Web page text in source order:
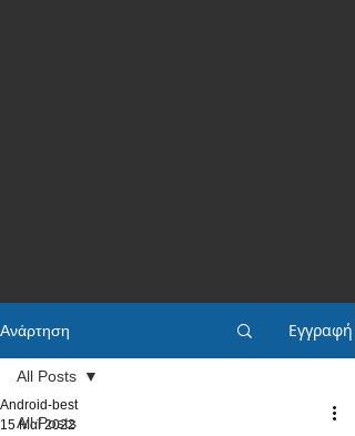
Ανάρτηση Εγγραφή
All Posts
All Posts
Android-best
15 Μαΐ 2022